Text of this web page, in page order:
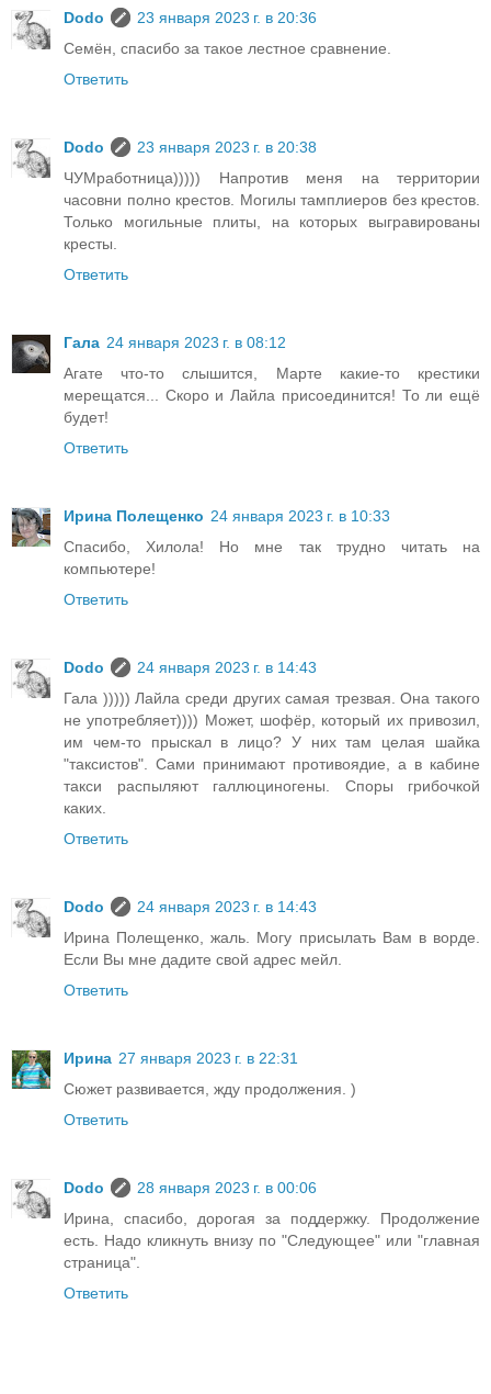
Dodo
23 января 2023 г. в 20:36
Семён, спасибо за такое лестное сравнение.
Ответить
Dodo
23 января 2023 г. в 20:38
ЧУМработница))))) Напротив меня на территории
часовни полно крестов. Могилы тамплиеров без крестов.
Только могильные плиты, на которых выгравированы
кресты.
Ответить
Гала 24 января 2023 г. в 08:12
Агате что-то слышится, Марте какие-то крестики
мерещатся... Скоро и Лайла присоединится! То ли ещё
будет!
Ответить
Ирина Полещенко 24 января 2023 г. в 10:33
Спасибо, Хилола! Но мне так трудно читать на
компьютере!
Ответить
Dodo
24 января 2023 г. в 14:43
Гала ))))) Лайла среди других самая трезвая. Она такого
не употребляет)))) Может, шофёр, который их привозил,
им чем-то прыскал в лицо? У них там целая шайка
"таксистов". Сами принимают противоядие, а в кабине
такси распыляют галлюциногены. Споры грибочкой
каких.
Ответить
Dodo
24 января 2023 г. в 14:43
Ирина Полещенко, жаль. Могу присылать Вам в ворде.
Если Вы мне дадите свой адрес мейл.
Ответить
Ирина 27 января 2023 г. в 22:31
Сюжет развивается, жду продолжения. )
Ответить
Dodo
28 января 2023 г. в 00:06
Ирина, спасибо, дорогая за поддержку. Продолжение
есть. Надо кликнуть внизу по "Следующее" или "главная
страница".
Ответить